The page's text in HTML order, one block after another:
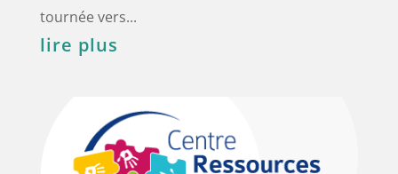
tournée vers...
lire plus